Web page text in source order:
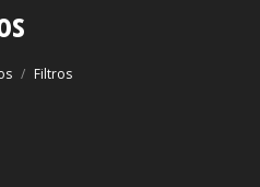
Filtros